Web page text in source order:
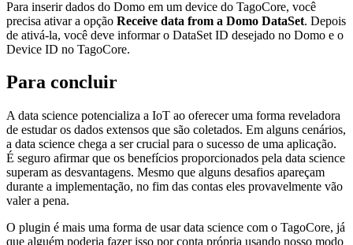
Para inserir dados do Domo em um device do TagoCore, você
precisa ativar a opção Receive data from a Domo DataSet. Depois
de ativá-la, você deve informar o DataSet ID desejado no Domo e o
Device ID no TagoCore.
Para concluir
A data science potencializa a IoT ao oferecer uma forma reveladora
de estudar os dados extensos que são coletados. Em alguns cenários,
a data science chega a ser crucial para o sucesso de uma aplicação.
É seguro afirmar que os benefícios proporcionados pela data science
superam as desvantagens. Mesmo que alguns desafios apareçam
durante a implementação, no fim das contas eles provavelmente vão
valer a pena.
O plugin é mais uma forma de usar data science com o TagoCore, já
que alguém poderia fazer isso por conta própria usando nosso modo